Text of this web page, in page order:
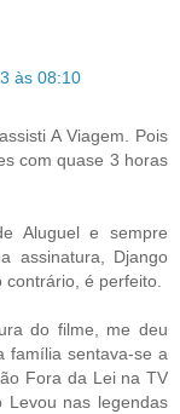
às 08:10
A Viagem. Pois
com quase 3 horas
Aluguel e sempre
assinatura, Django
contrário, é perfeito.
do filme, me deu
família sentava-se a
Fora da Lei na TV
nas legendas